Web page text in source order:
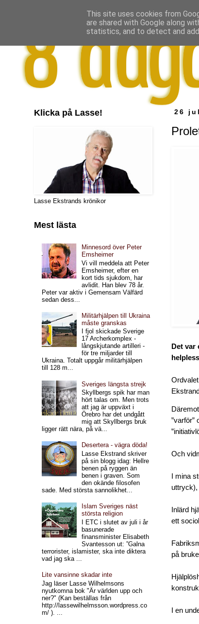
26
Det var
”varför”
Och
I mina
uttryck),
Inlärd
ett
på
I en
Klicka på Lasse!
Lasse Ekstrands krönikor
Mest lästa
Minnesord över Peter
Emsheimer
Vi vill meddela att Peter
Emsheimer, efter en
kort tids sjukdom, har
avlidit. Han blev 78 år.
Peter var aktiv i Gemensam Välfärd
sedan dess...
Militärhjälpen till Ukraina
måste granskas
I fjol skickade Sverige
17 Archerkomplex -
långskjutande artilleri -
för tre miljarder till
Ukraina. Totalt uppgår militärhjälpen
till 128 m...
Sveriges längsta strejk
Skyllbergs spik har man
hört talas om. Men trots
att jag är uppväxt i
Örebro har det undgått
mig att Skyllbergs bruk
ligger rätt nära, på vä...
Desertera - vägra döda!
Lasse Ekstrand skriver
på sin blogg idag: Hellre
benen på ryggen än
benen i graven. Som
den okände filosofen
sade. Med största sannolikhet...
Islam Sveriges näst
största religion
I ETC i slutet av juli i år
basunerade
finansminister Elisabeth
Svantesson ut: ”Galna
terrorister, islamister, ska inte diktera
vad jag ska ...
Lite vansinne skadar inte
Jag läser Lasse Wilhelmsons
nyutkomna bok "Är världen upp och
ner?" (Kan beställas från
http://lassewilhelmsson.wordpress.co
m/ ). ...
This site uses cookies from
are shared with Google along
statistics, and to detect and